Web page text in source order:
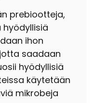
prebiootteja,
hyödyllisiä
ihon
saadaan
hyödyllisiä
käytetään
mikrobeja